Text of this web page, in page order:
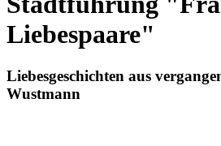
Liebespaare"
Liebesgeschichten aus
Wustmann